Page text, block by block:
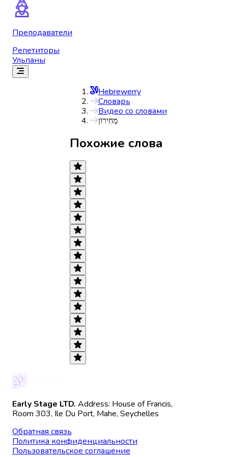
Преподаватели
Репетиторы
Ульпаны
Hebrewerry
Словарь
Видео со словами
מְחִירוֹן
Похожие слова
Early Stage LTD. Address: House of Francis,
Room 303, Ile Du Port, Mahe, Seychelles
Обратная связь
Политика конфиденциальности
Пользовательское соглашение